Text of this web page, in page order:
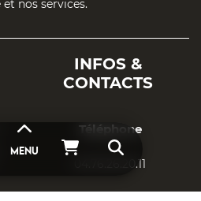
MENU
nos services.
INFOS &
CONTACTS
Téléphone
04.76.26.20.11